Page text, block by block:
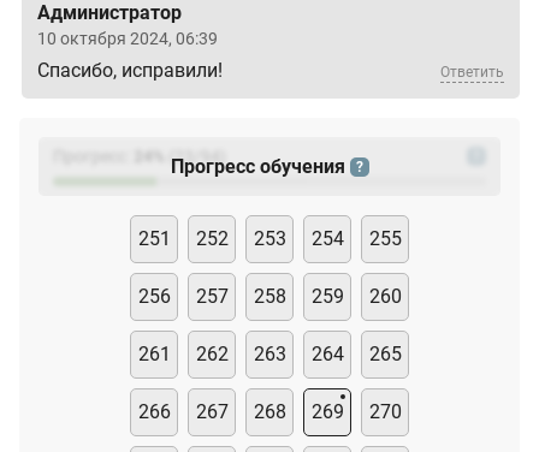
Администратор
10 октября 2024, 06:39
Спасибо, исправили! Ответить
(23
Прогресс обучения ?
251 252 253 254 255
256 257 258 259 260
261 262 263 264 265
266 267 268 269 270